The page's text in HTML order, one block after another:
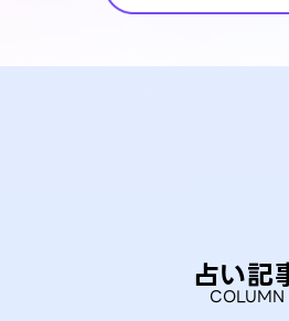
占い記
COLUMN